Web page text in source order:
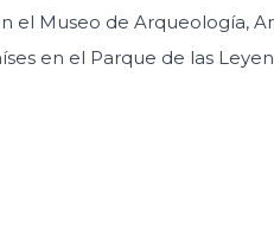
el Museo de Arqueología,
en el Parque de las